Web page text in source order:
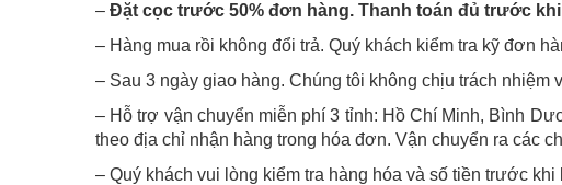
– Đặt cọc trước 50% đơn hàng. Thanh toán đủ trước
– Hàng mua rồi không đổi trả. Quý khách kiểm tra kỹ đơn
– Sau 3 ngày giao hàng. Chúng tôi không chịu trách
– Hỗ trợ vận chuyển miễn phí 3 tỉnh: Hồ Chí Minh, Bình
theo địa chỉ nhận hàng trong hóa đơn. Vận chuyển ra các
– Quý khách vui lòng kiểm tra hàng hóa và số tiền trước